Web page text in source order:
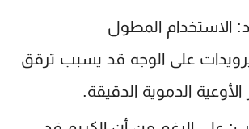
الاستخدام المطول
على الوجه قد يسبب ترقق
الدموية الدقيقة.